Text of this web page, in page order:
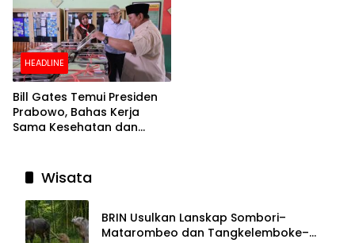
HEADLINE
Bill Gates Temui Presiden
Prabowo, Bahas Kerja
Sama Kesehatan dan
Wisata
BRIN Usulkan Lanskap Sombori–
Matarombeo dan Tangkelemboke–